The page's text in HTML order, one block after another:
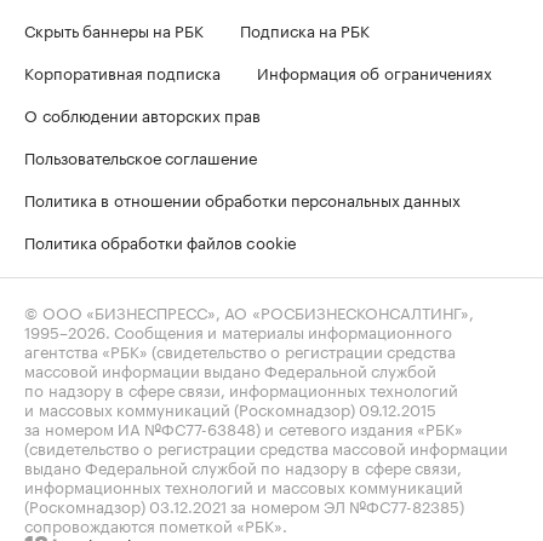
Скрыть баннеры на РБК
Подписка на РБК
Корпоративная подписка
Информация об ограничениях
О соблюдении авторских прав
Пользовательское соглашение
Политика в отношении обработки персональных данных
Политика обработки файлов cookie
© ООО «БИЗНЕСПРЕСС», АО «РОСБИЗНЕСКОНСАЛТИНГ»,
1995–2026 . Сообщения и материалы информационного
агентства «РБК» (свидетельство о регистрации средства
массовой информации выдано Федеральной службой
по надзору в сфере связи, информационных технологий
и массовых коммуникаций (Роскомнадзор) 09.12.2015
за номером ИА №ФС77-63848) и сетевого издания «РБК»
(свидетельство о регистрации средства массовой информации
выдано Федеральной службой по надзору в сфере связи,
информационных технологий и массовых коммуникаций
(Роскомнадзор) 03.12.2021 за номером ЭЛ №ФС77-82385)
сопровождаются пометкой «РБК».